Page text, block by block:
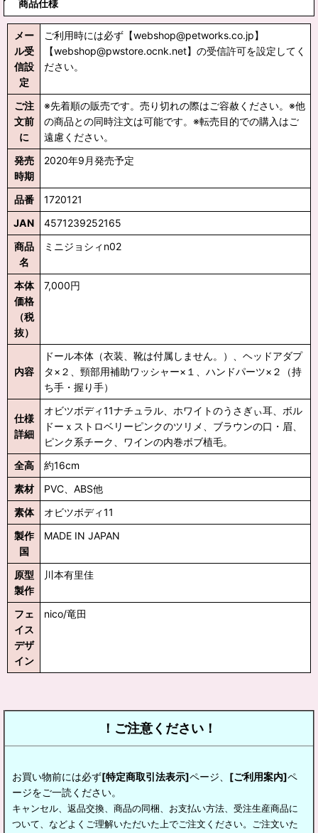
商品仕様
メー
ル受
信設
定
ご利用時には必ず【webshop@petworks.co.jp】
【webshop@pwstore.ocnk.net】の受信許可を設定してく
ださい。
ご注
文前
に
※先着順の販売です。売り切れの際はご容赦ください。※他
の商品との同時注文は可能です。※転売目的での購入はご
遠慮ください。
発売
時期
2020年9月発売予定
品番
1720121
JAN
4571239252165
商品
名
ミニジョシィn02
本体
価格
（税
抜）
7,000円
内容
ドール本体（衣装、靴は付属しません。）、ヘッドアダプ
タ×２、頸部用補助ワッシャー×１、ハンドパーツ×２（持
ち手・握り手）
仕様
詳細
オビツボディ11ナチュラル、ホワイトのうさぎぃ耳、ボル
ドーｘストロベリーピンクのツリメ、ブラウンの口・眉、
ピンク系チーク、ワインの内巻ボブ植毛。
全高
約16cm
素材
PVC、ABS他
素体
オビツボディ11
製作
国
MADE IN JAPAN
原型
製作
川本有里佳
フェ
イス
デザ
イン
nico/竜田
！ご注意ください！
お買い物前には必ず[特定商取引法表示]ページ、 [ご利用案内]ペ
ージをご一読ください。
キャンセル、返品交換、商品の同梱、お支払い方法、受注生産商品に
ついて、などよくご理解いただいた上でご注文ください。ご注文いた